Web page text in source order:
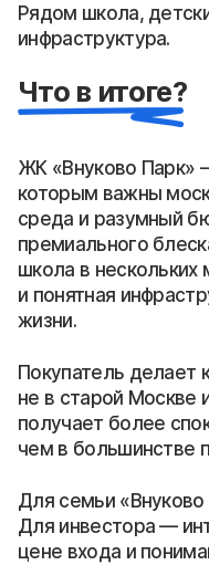
Рядом школа,
инфраструктура.
Что в итоге?
ЖК «Внуково Парк»
которым важны
среда и разумный
премиального
школа в нескольких
и понятная
жизни.
Покупатель делает
не в старой Москве
получает более
чем в большинстве
Для семьи «Внуково
Для инвестора —
цене входа и